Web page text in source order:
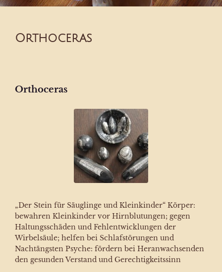
Orthoceras
Orthoceras
„Der Stein für Säuglinge und Kleinkinder“ Körper:
bewahren Kleinkinder vor Hirnblutungen; gegen
Haltungsschäden und Fehlentwicklungen der
Wirbelsäule; helfen bei Schlafstörungen und
Nachtängsten Psyche: fördern bei Heranwachsenden
den gesunden Verstand und Gerechtigkeitssinn